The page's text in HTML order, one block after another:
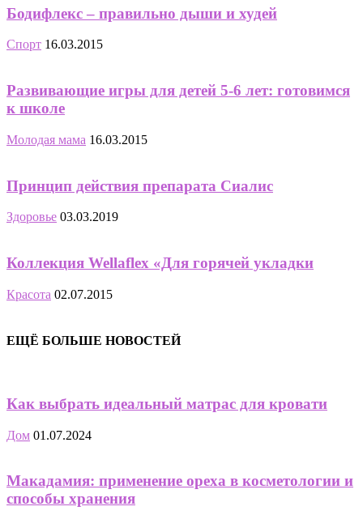
Бодифлекс – правильно дыши и худей
Спорт 16.03.2015
Развивающие игры для детей 5-6 лет: готовимся
к школе
Молодая мама 16.03.2015
Принцип действия препарата Сиалис
Здоровье 03.03.2019
Коллекция Wellaflex «Для горячей укладки
Красота 02.07.2015
ЕЩЁ БОЛЬШЕ НОВОСТЕЙ
Как выбрать идеальный матрас для кровати
Дом 01.07.2024
Макадамия: применение ореха в косметологии и
способы хранения